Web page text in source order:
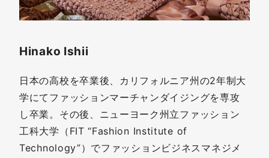
Hinako Ishii
日本の高校を卒業後、カリフォルニア州の2年制大
学にてファッションマーチャンダイジングを専攻
し卒業。その後、ニューヨーク州立ファッション
工科大学（FIT “Fashion Institute of
Technology”）でファッションビジネスマネジメ